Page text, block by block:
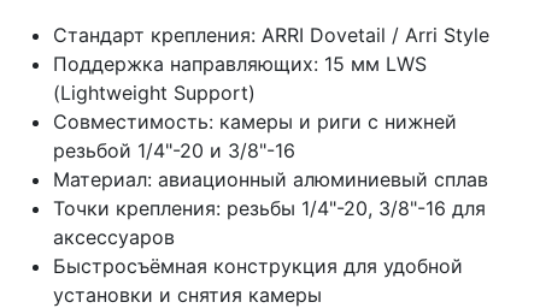
Стандарт крепления: ARRI Dovetail / Arri Style
Поддержка направляющих: 15 мм LWS
(Lightweight Support)
Совместимость: камеры и риги с нижней
резьбой 1/4"-20 и 3/8"-16
Материал: авиационный алюминиевый сплав
Точки крепления: резьбы 1/4"-20, 3/8"-16 для
аксессуаров
Быстросъёмная конструкция для удобной
установки и снятия камеры